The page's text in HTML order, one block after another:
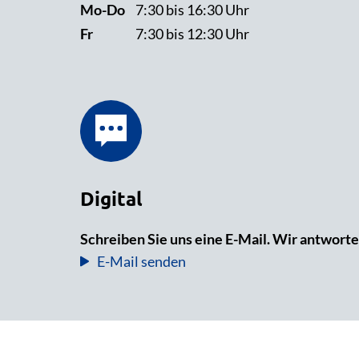
Mo-Do
Fr
7:30 bis 16:30 Uhr
7:30 bis 12:30 Uhr
Digital
Schreiben Sie uns eine E-Mail. Wir
E-Mail senden